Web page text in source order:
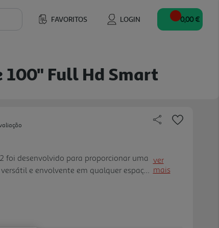
FAVORITOS LOGIN 0,00 €
100" Full Hd Smart
foi desenvolvido para proporcionar uma
e envolvente em qualquer espaço,
e correção automática da
ver
mais